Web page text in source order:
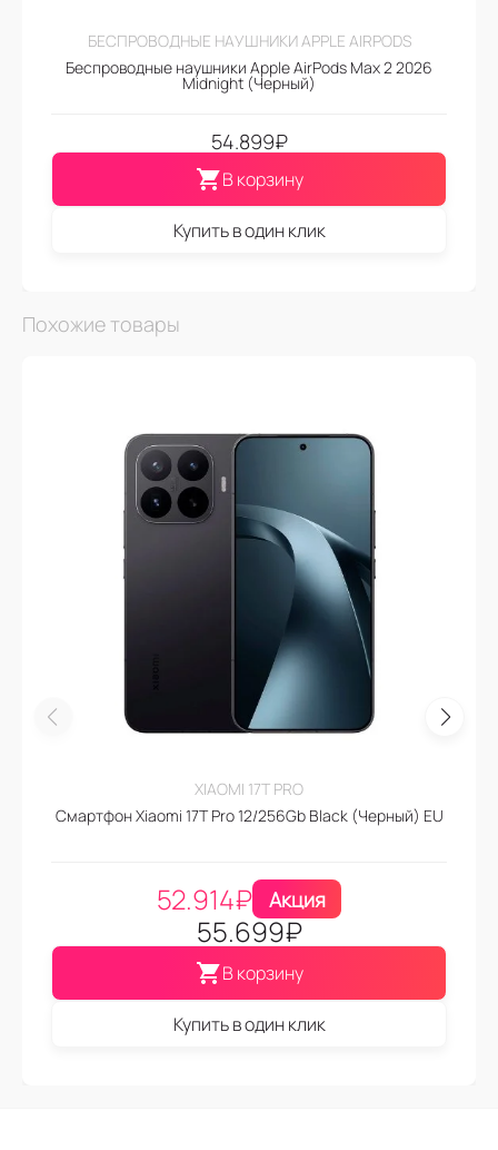
БЕСПРОВОДНЫЕ НАУШНИКИ APPLE AIRPODS
Беспроводные наушники Apple AirPods Max 2 2026
Midnight (Черный)
54.899₽
В корзину
Купить в один клик
Похожие товары
XIAOMI 17T PRO
Смартфон Xiaomi 17T Pro 12/256Gb Black (Черный) EU
52.914₽ Акция
55.699₽
В корзину
Купить в один клик